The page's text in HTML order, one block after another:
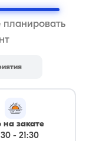
планировать
на закате
-21:30